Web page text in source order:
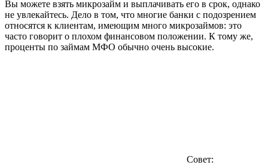
Вы можете взять микрозайм и выплачивать его в срок, однако
не увлекайтесь. Дело в том, что многие банки с подозрением
относятся к клиентам, имеющим много микрозаймов: это
часто говорит о плохом финансовом положении. К тому же,
проценты по займам МФО обычно очень высокие.
Совет: